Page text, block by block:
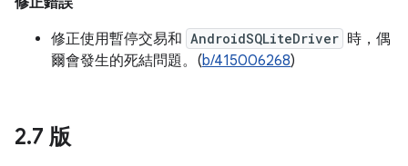
修正使用暫停交易和 AndroidSQLiteDriver 時，偶
爾會發生的死結問題。(b/415006268)
2.7 版